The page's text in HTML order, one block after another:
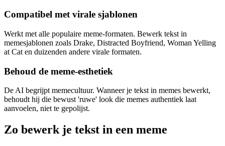
Compatibel met virale sjablonen
Werkt met alle populaire meme-formaten. Bewerk tekst in
memesjablonen zoals Drake, Distracted Boyfriend, Woman Yelling
at Cat en duizenden andere virale formaten.
Behoud de meme-esthetiek
De AI begrijpt memecultuur. Wanneer je tekst in memes bewerkt,
behoudt hij die bewust 'ruwe' look die memes authentiek laat
aanvoelen, niet te gepolijst.
Zo bewerk je tekst in een meme